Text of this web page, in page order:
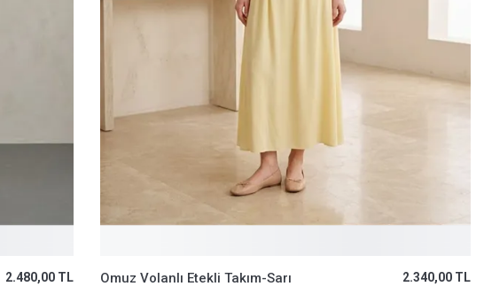
2.480,00 TL Omuz Volanlı Etekli Takım-Sarı 2.340,00 TL